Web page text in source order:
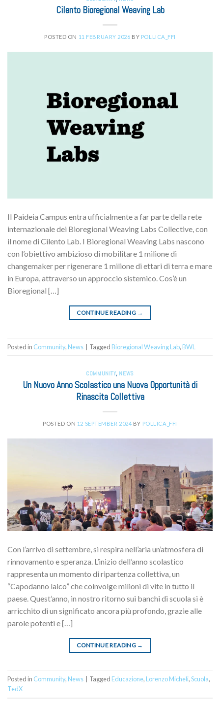
Cilento Bioregional Weaving Lab
POSTED ON 11 FEBRUARY 2026 BY POLLICA_FFI
Il Paideia Campus entra ufficialmente a far parte della rete
internazionale dei Bioregional Weaving Labs Collective, con
il nome di Cilento Lab. I Bioregional Weaving Labs nascono
con l’obiettivo ambizioso di mobilitare 1 milione di
changemaker per rigenerare 1 milione di ettari di terra e mare
in Europa, attraverso un approccio sistemico. Cos’è un
Bioregional […]
CONTINUE READING →
Posted in Community, News | Tagged Bioregional Weaving Lab, BWL
COMMUNITY, NEWS
Un Nuovo Anno Scolastico una Nuova Opportunità di
Rinascita Collettiva
POSTED ON 12 SEPTEMBER 2024 BY POLLICA_FFI
Con l’arrivo di settembre, si respira nell’aria un’atmosfera di
rinnovamento e speranza. L’inizio dell’anno scolastico
rappresenta un momento di ripartenza collettiva, un
“Capodanno laico” che coinvolge milioni di vite in tutto il
paese. Quest’anno, in nostro ritorno sui banchi di scuola si è
arricchito di un significato ancora più profondo, grazie alle
parole potenti e […]
CONTINUE READING →
Posted in Community, News Tagged Educazione, Lorenzo Micheli,Scuola,
TedX